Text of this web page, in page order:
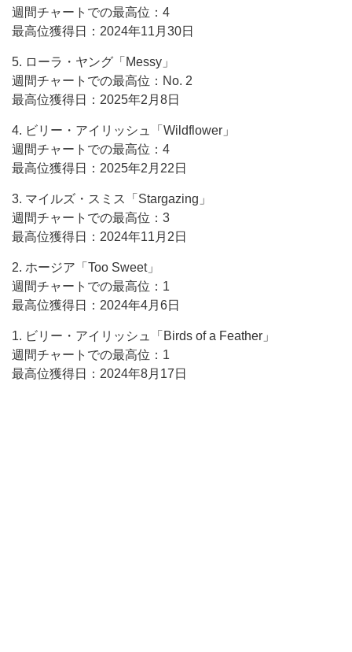
週間チャートでの最高位：4
最高位獲得日：2024年11月30日
5. ローラ・ヤング「Messy」
週間チャートでの最高位：No. 2
最高位獲得日：2025年2月8日
4. ビリー・アイリッシュ「Wildflower」
週間チャートでの最高位：4
最高位獲得日：2025年2月22日
3. マイルズ・スミス「Stargazing」
週間チャートでの最高位：3
最高位獲得日：2024年11月2日
2. ホージア「Too Sweet」
週間チャートでの最高位：1
最高位獲得日：2024年4月6日
1. ビリー・アイリッシュ「Birds of a Feather」
週間チャートでの最高位：1
最高位獲得日：2024年8月17日